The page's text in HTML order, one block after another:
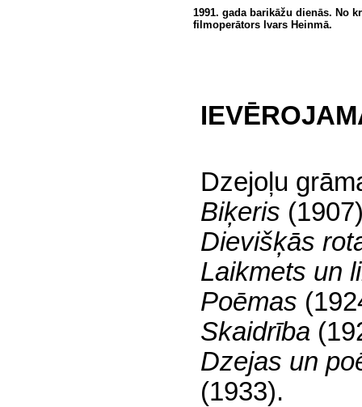
1991. gada barikāžu dienās. No
filmoperātors Ivars Heinmā.
Dzejoļu
Biķeris
Dievišķās
Laikmets un
Poēmas
Skaidrība
Dzejas un
(1933).